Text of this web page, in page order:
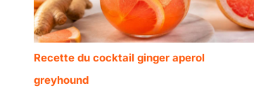
Recette du cocktail ginger aperol
greyhound